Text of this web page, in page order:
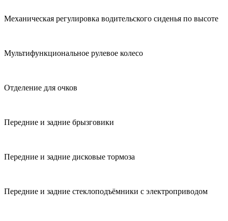
Механическая регулировка водительского сиденья по высоте
Мультифункциональное рулевое колесо
Отделение для очков
Передние и задние брызговики
Передние и задние дисковые тормоза
Передние и задние стеклоподъёмники с электроприводом